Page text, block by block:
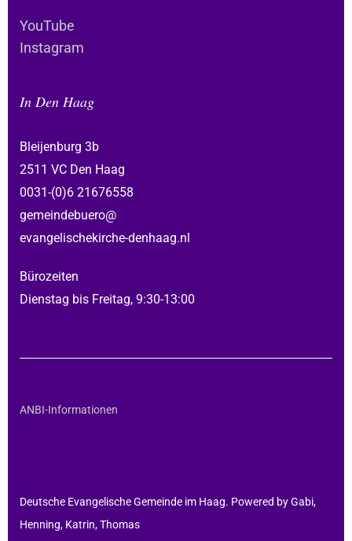
YouTube
Instagram
In Den Haag
Bleijenburg 3b
2511 VC Den Haag
0031-(0)6 21676558
gemeindebuero@
evangelischekirche-denhaag.nl
Bürozeiten
Dienstag bis Freitag, 9:30-13:00
ANBI-Informationen
Deutsche Evangelische Gemeinde im Haag. Powered by Gabi,
Henning, Katrin, Thomas